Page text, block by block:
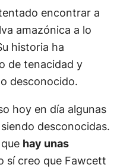
encontrar a
amazónica a lo
historia ha
de tenacidad y
desconocido.
hoy en día algunas
desconocidas.
hay unas
sí creo que Fawcett